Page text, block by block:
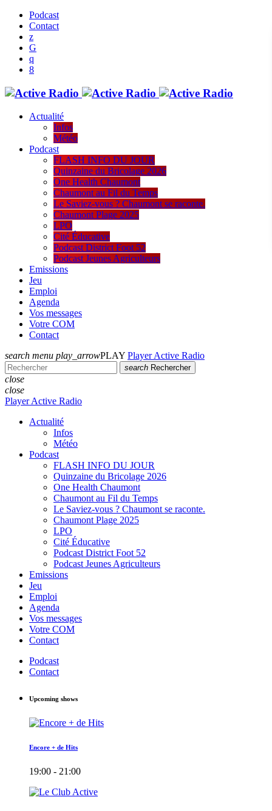
Podcast
Contact
Actualité
Infos
Météo
Podcast
FLASH INFO DU JOUR
Quinzaine du Bricolage 2026
One Health Chaumont
Chaumont au Fil du Temps
Le Saviez-vous ? Chaumont se raconte.
Chaumont Plage 2025
LPO
Cité Éducative
Podcast District Foot 52
Podcast Jeunes Agriculteurs
Emissions
Jeu
Emploi
Agenda
Vos messages
Votre COM
Contact
search menu play_arrowPLAY Player Active Radio
search Rechercher
close
close
Player Active Radio
Actualité
Infos
Météo
Podcast
FLASH INFO DU JOUR
Quinzaine du Bricolage 2026
One Health Chaumont
Chaumont au Fil du Temps
Le Saviez-vous ? Chaumont se raconte.
Chaumont Plage 2025
LPO
Cité Éducative
Podcast District Foot 52
Podcast Jeunes Agriculteurs
Emissions
Jeu
Emploi
Agenda
Vos messages
Votre COM
Contact
Podcast
Contact
Upcoming shows
Encore + de Hits
19:00 - 21:00